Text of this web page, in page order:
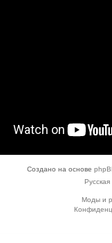
Создано на основе
Моды и